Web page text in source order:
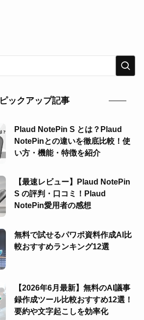
ピックアップ記事
Plaud NotePin S とは？Plaud
NotePinとの違いを徹底比較！使
い方・機能・特徴を紹介
【最速レビュー】Plaud NotePin
S の評判・口コミ！Plaud
NotePin愛用者の感想
無料で試せるパワポ資料作成AI比
較おすすめランキング12選
【2026年6月最新】無料のAI議事
録作成ツール比較おすすめ12選！
要約や文字起こしを効率化